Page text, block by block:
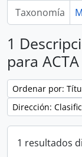
Taxonomía
1
para
Ordenar por:
Dirección:
1 resultados